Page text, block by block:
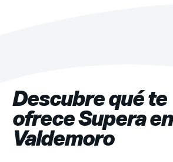
Descubre qué te
ofrece Supera en
Valdemoro